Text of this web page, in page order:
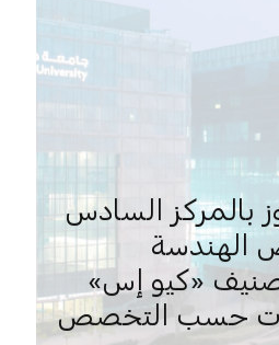
بالمركز السادس
الهندسة
«كيو إس»
حسب التخصص